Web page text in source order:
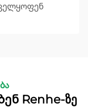
Renhe-ზე